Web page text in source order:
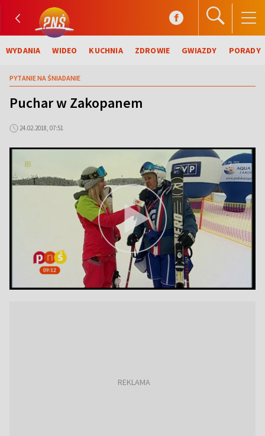
WYDANIA WIDEO KUCHNIA ZDROWIE GWIAZDY PORADY
PYTANIE NA ŚNIADANIE
Puchar w Zakopanem
24.02.2018, 07:51